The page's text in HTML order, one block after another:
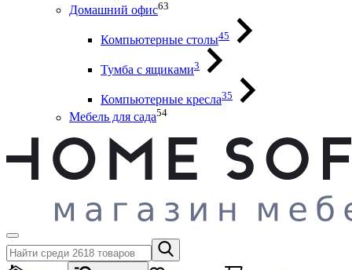
Домашний офис63
Компьютерные столы45
Тумба с ящиками3
Компьютерные кресла35
Мебель для сада54